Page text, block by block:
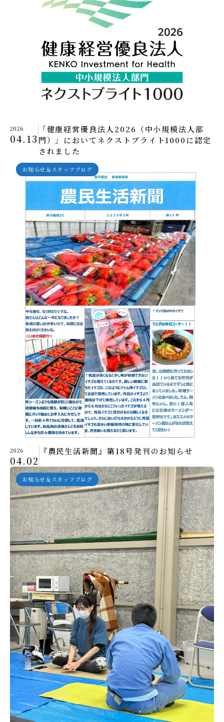
2026
04.13
「健康経営優良法人2026（中小規模法人部
門）」においてネクストブライト1000に認定
されました
お知らせ＆スタッフブログ
2026
04.02
『農民生活新聞』第18号発刊のお知らせ
お知らせ＆スタッフブログ